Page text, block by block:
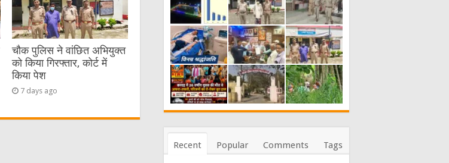
चौक पुलिस ने वांछित अभियुक्त
को किया गिरफ्तार, कोर्ट में
किया पेश
7 days ago
Recent Popular Comments Tags